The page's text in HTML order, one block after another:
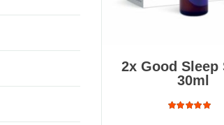
2x Good Sleep
30ml